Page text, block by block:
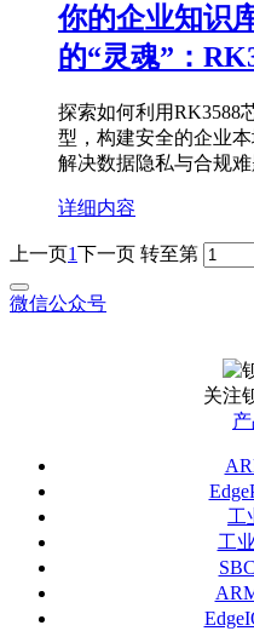
你的企业知识
的“灵魂”：
探索如何利用RK3588
型，构建安全的企业
解决数据隐私与合规难
详细内容
上一页1下一页 转至第
微信公众号
关注
工
工